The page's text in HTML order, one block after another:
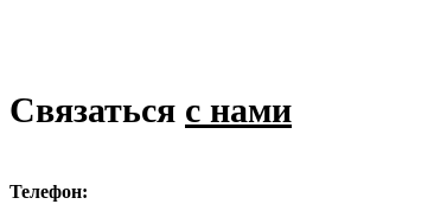
Связаться с нами
Телефон: